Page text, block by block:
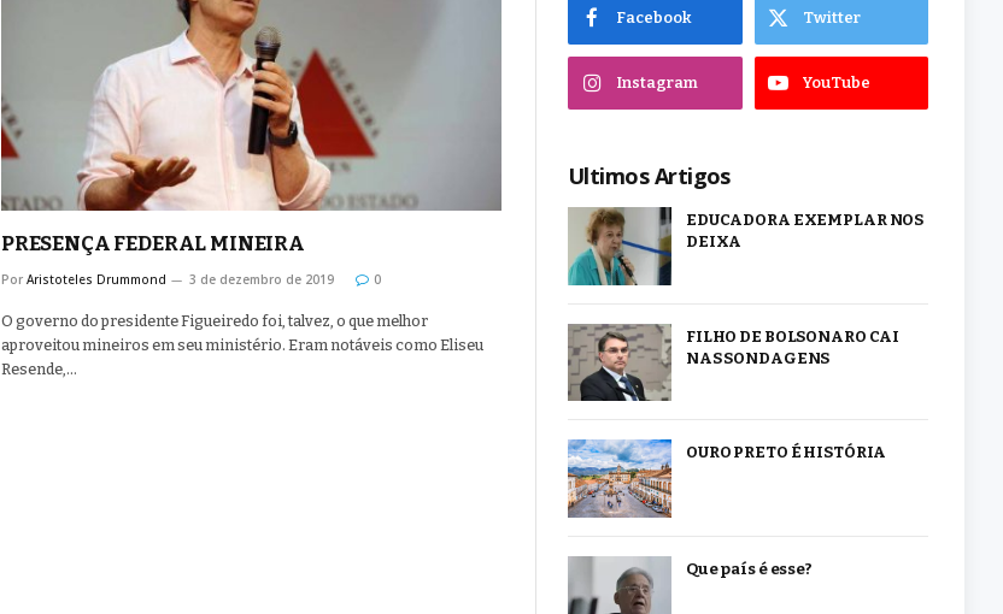
PRESENÇA FEDERAL MINEIRA
Por Aristoteles Drummond 3 de dezembro de 2019 0
O governo do presidente Figueiredo foi, talvez, o que melhor
aproveitou mineiros em seu ministério. Eram notáveis como Eliseu
Resende,…
Facebook Twitter
Instagram YouTube
Ultimos Artigos
EDUCADORA EXEMPLAR NOS
DEIXA
FILHO DE BOLSONARO CAI
NAS SONDAGENS
OURO PRETO É HISTÓRIA
Que país é esse?